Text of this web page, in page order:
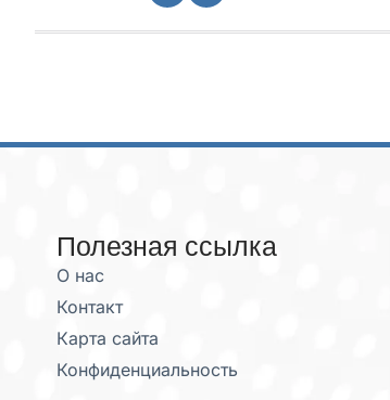
Полезная ссылка
О нас
Контакт
Карта сайта
Конфиденциальность